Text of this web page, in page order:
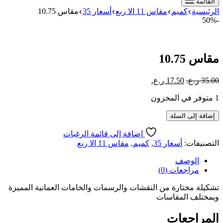
الرئيسية كميم مقاس 11 الا ربع أسعار 35
مقاس 10.75
-50%
مقاس 10.75
35.00 ر.ع. السعر
هو:
17.50 ر.ع.
هو:
1 متوفر في المخزون
كميةإضافة إلى السلة
إضافة إلى قائمة الرغبات
التصنيفات: أسعار 35 , كميم, مقاس 11 الا ربع
الوصف
مراجعات (0)
تشكيلة مختارة من النقشات والرسمات والخامات العمانية المميزة
وبمختلف المقاسات
المراجعات